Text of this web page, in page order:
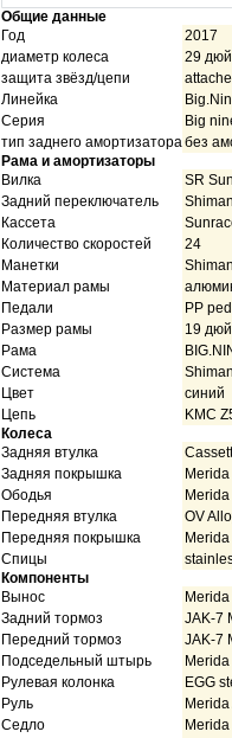
Общие данные
Год
2017
диаметр колеса
29
защита звёзд/цепи
Линейка
Серия
Big
тип заднего амортизаторабез
Рама и амортизаторы
Вилка
SR
Задний переключатель
Кассета
Количество скоростей
24
Манетки
Материал рамы
Педали
PP
Размер рамы
19
Рама
Система
Цвет
синий
Цепь
KMC
Колеса
Задняя втулка
Задняя покрышка
Ободья
Передняя втулка
OV
Передняя покрышка
Спицы
Компоненты
Вынос
Задний тормоз
JAK-7
Передний тормоз
JAK-7
Подседельный штырь
Рулевая колонка
EGG
Руль
Седло